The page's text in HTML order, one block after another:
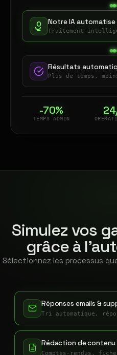
Notre IA automatise
Traitement
Résultats
Plus de temps,
-70%
TEMPS ADMIN
Simulez vos
grâce à
Sélectionnez les processus
Réponses emails &
Tri automatique,
Rédaction de
Comptes-rendus,